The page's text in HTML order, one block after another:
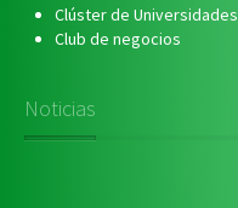
Clúster de Universidades
Club de negocios
Noticias